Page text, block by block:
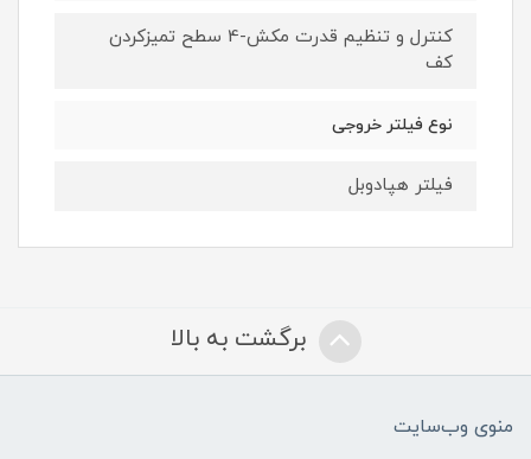
کنترل و تنظیم قدرت مکش-4 سطح تمیزکردن
کف
نوع فیلتر خروجی
فیلتر هپادوبل
برگشت به بالا
منوی وب‌سایت